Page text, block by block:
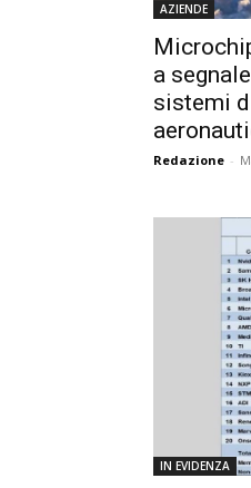
AZIENDE
a
sistemi
Redazione -
IN EVIDENZA